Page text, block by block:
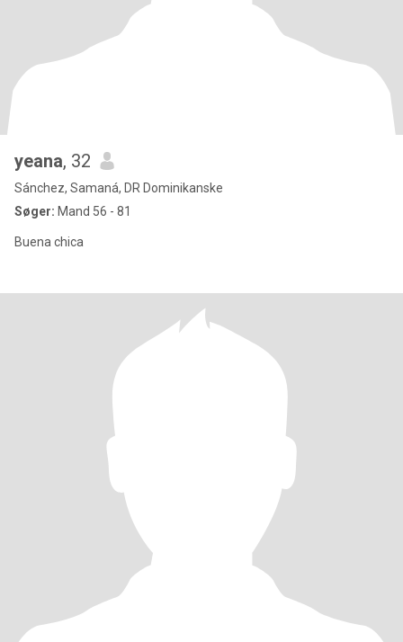
yeana, 32
Sánchez, Samaná, DR Dominikanske
Søger: Mand 56 - 81
Buena chica